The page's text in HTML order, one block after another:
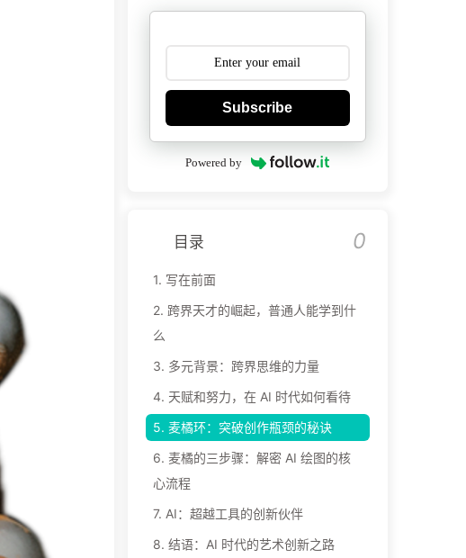
Subscribe
Powered by
目录 0
1. 写在前面
2. 跨界天才的崛起，普通人能学到什
么
3. 多元背景：跨界思维的力量
4. 天赋和努力，在 AI 时代如何看待
5. 麦橘环：突破创作瓶颈的秘诀
6. 麦橘的三步骤：解密 AI 绘图的核
心流程
7. AI：超越工具的创新伙伴
8. 结语：AI 时代的艺术创新之路